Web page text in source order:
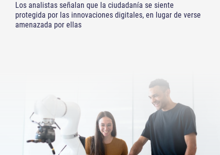
Los analistas señalan que la ciudadanía se siente
protegida por las innovaciones digitales, en lugar de verse
amenazada por ellas